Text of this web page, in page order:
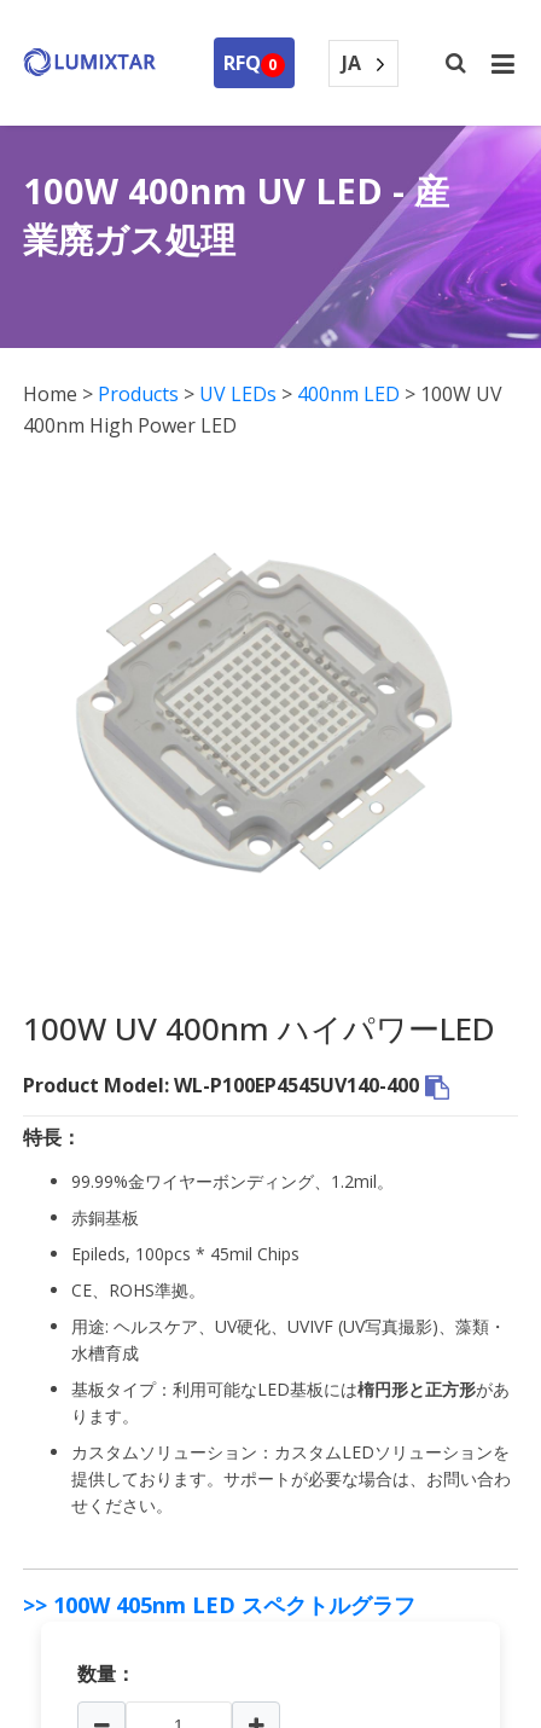
RFQ 0 JA
100W 400nm UV LED - 産
業廃ガス処理
Home > Products > UV LEDs > 400nm LED > 100W UV
400nm High Power LED
100W UV 400nm ハイパワーLED
Product Model: WL-P100EP4545UV140-400
特長：
99.99%金ワイヤーボンディング、1.2mil。
赤銅基板
Epileds, 100pcs * 45mil Chips
CE、ROHS準拠。
用途: ヘルスケア、UV硬化、UVIVF (UV写真撮影)、藻類・
水槽育成
基板タイプ：利用可能なLED基板には楕円形と正方形があ
ります。
カスタムソリューション：カスタムLEDソリューションを
提供しております。サポートが必要な場合は、お問い合わ
せください。
>> 100W 405nm LED スペクトルグラフ
数量：